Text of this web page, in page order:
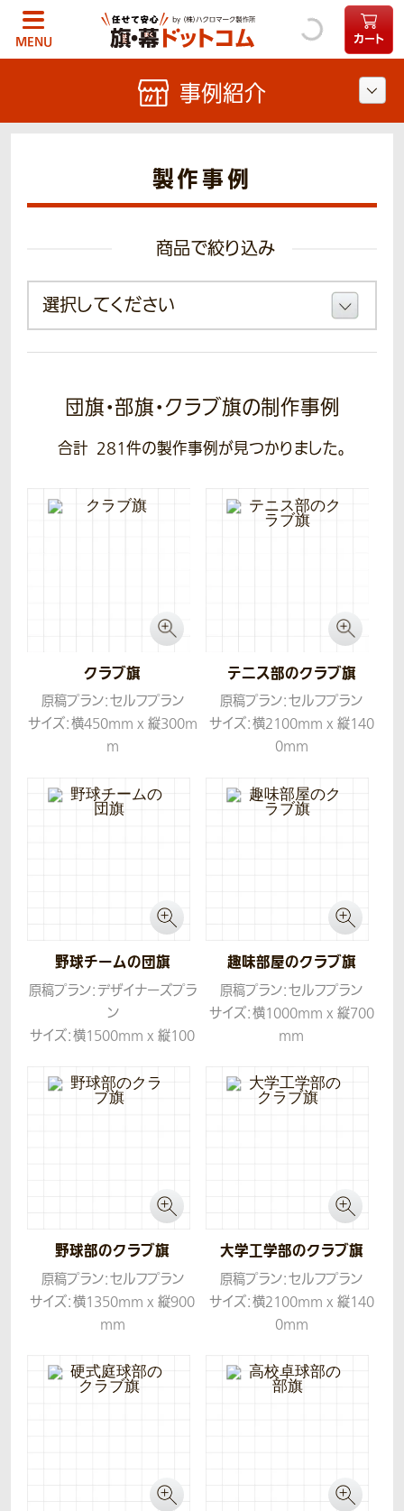
MENU カート
製作事例
商品で絞り込み
団旗・部旗・クラブ旗の制作事例
合計 281件の製作事例が見つかりました。
クラブ旗
原稿プラン：セルフプラン
サイズ：横450mm x 縦300m
m
テニス部のクラブ旗
原稿プラン：セルフプラン
サイズ：横2100mm x 縦140
0mm
野球チームの団旗
原稿プラン：デザイナーズプラ
ン
サイズ：横1500mm x 縦100
生地：ツイル
コンセプト：富山県らしさを表
趣味部屋のクラブ旗
原稿プラン：セルフプラン
サイズ：横1000mm x 縦700
mm
野球部のクラブ旗
原稿プラン：セルフプラン
サイズ：横1350mm x 縦900
mm
大学工学部のクラブ旗
原稿プラン：セルフプラン
サイズ：横2100mm x 縦140
0mm
事例紹介